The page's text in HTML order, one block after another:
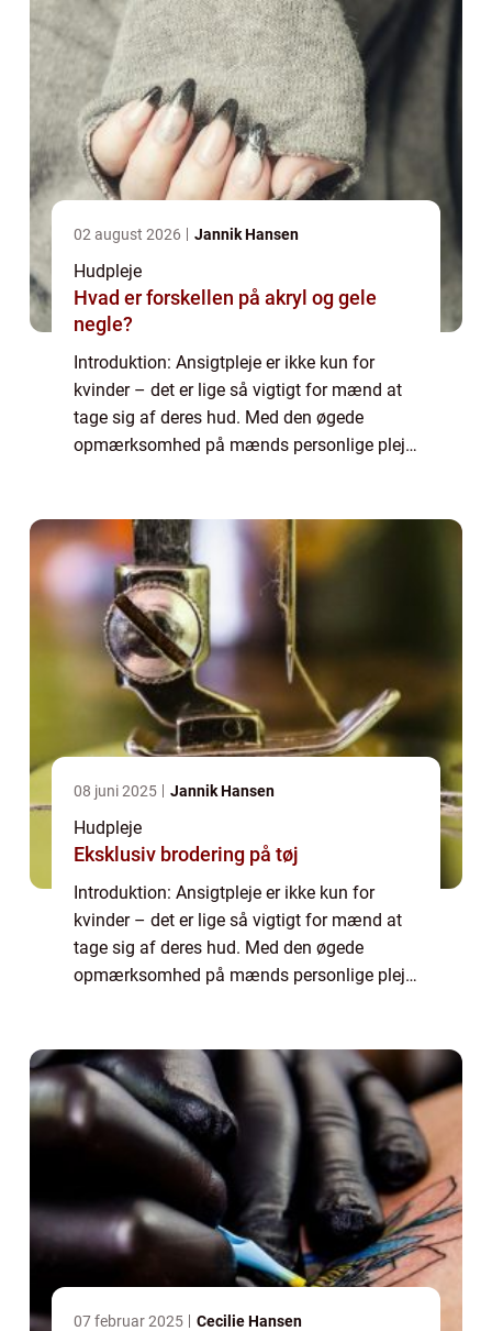
02 august 2026 Jannik Hansen
Hudpleje
Hvad er forskellen på akryl og gele
negle?
Introduktion: Ansigtpleje er ikke kun for
kvinder – det er lige så vigtigt for mænd at
tage sig af deres hud. Med den øgede
opmærksomhed på mænds personlige pleje
08 juni 2025 Jannik Hansen
Hudpleje
Eksklusiv brodering på tøj
Introduktion: Ansigtpleje er ikke kun for
kvinder – det er lige så vigtigt for mænd at
tage sig af deres hud. Med den øgede
opmærksomhed på mænds personlige pleje
07 februar 2025 Cecilie Hansen